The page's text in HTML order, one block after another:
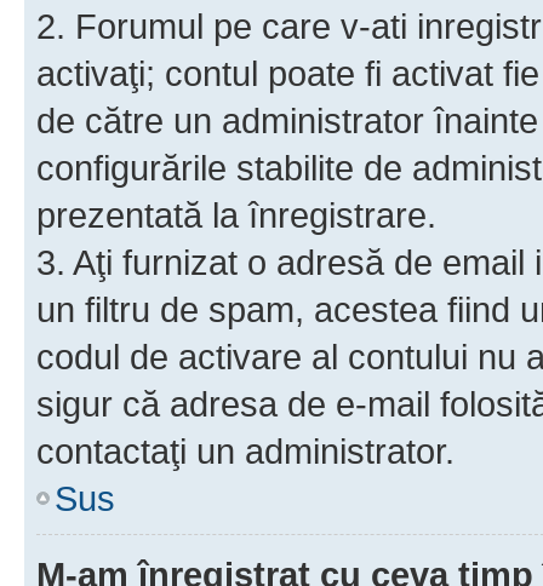
2. Forumul pe care v-ati
activaţi; contul poate fi activat
de către un administrator
configurările stabilite de
prezentată la înregistrare.
3. Aţi furnizat o adresă de
un filtru de spam, acestea fiind
codul de activare al contului nu
sigur că adresa de e-mail
contactaţi un administrator.
Sus
M-am înregistrat cu ceva